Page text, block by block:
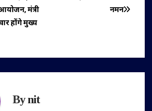
नमन
मंत्री
होंगे मुख्य
Bynit